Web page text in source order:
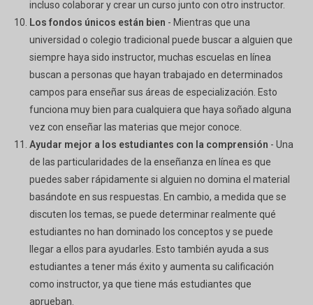
incluso colaborar y crear un curso junto con otro instructor.
Los fondos únicos están bien - Mientras que una
universidad o colegio tradicional puede buscar a alguien que
siempre haya sido instructor, muchas escuelas en línea
buscan a personas que hayan trabajado en determinados
campos para enseñar sus áreas de especialización. Esto
funciona muy bien para cualquiera que haya soñado alguna
vez con enseñar las materias que mejor conoce.
Ayudar mejor a los estudiantes con la comprensión - Una
de las particularidades de la enseñanza en línea es que
puedes saber rápidamente si alguien no domina el material
basándote en sus respuestas. En cambio, a medida que se
discuten los temas, se puede determinar realmente qué
estudiantes no han dominado los conceptos y se puede
llegar a ellos para ayudarles. Esto también ayuda a sus
estudiantes a tener más éxito y aumenta su calificación
como instructor, ya que tiene más estudiantes que
aprueban.